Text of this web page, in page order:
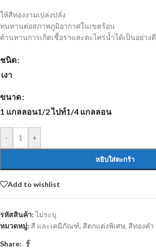
ให้สีทองงามเปล่งปลั่ง
ทนทานต่อสภาพภูมิอากาศในเขตร้อน
ต้านทานการเกิดเชื้อราและตะไคร่น้ำได้เป็นอย่างดี
ชนิด
เงา
ขนาด
1 แกลลอน1/2 ไปท์1/4 แกลลอน
- +
หยิบใส่ตะกร้า
Add to wishlist
รหัสสินค้า:ไม่ระบุ
หมวดหมู่: สี และเคมีภัณฑ์, สีตกแต่งพิเศษ, สีทองคำ
Share: